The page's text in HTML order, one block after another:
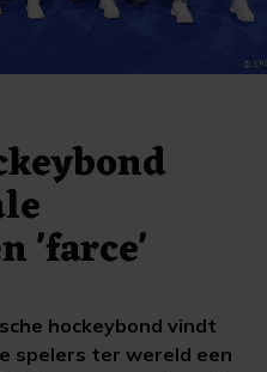
'farce'
hockeybond vindt
spelers ter wereld een